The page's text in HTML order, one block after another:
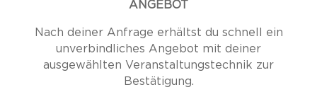
ANGEBOT
Nach deiner Anfrage erhältst du schnell ein
unverbindliches Angebot mit deiner
ausgewählten Veranstaltungstechnik zur
Bestätigung.